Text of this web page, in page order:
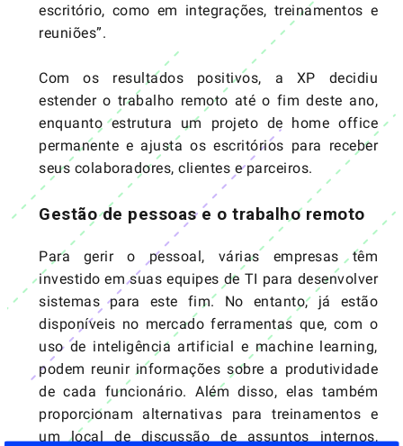
escritório, como em integrações, treinamentos e
reuniões”.
Com os resultados positivos, a XP decidiu
estender o trabalho remoto até o fim deste ano,
enquanto estrutura um projeto de home office
permanente e ajusta os escritórios para receber
seus colaboradores, clientes e parceiros.
Gestão de pessoas e o trabalho remoto
Para gerir o pessoal, várias empresas têm
investido em suas equipes de TI para desenvolver
sistemas para este fim. No entanto, já estão
disponíveis no mercado ferramentas que, com o
uso de inteligência artificial e machine learning,
podem reunir informações sobre a produtividade
de cada funcionário. Além disso, elas também
proporcionam alternativas para treinamentos e
um local de discussão de assuntos internos,